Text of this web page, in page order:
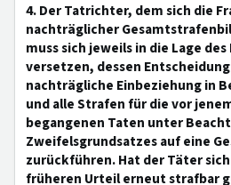
4. Der Tatrichter, dem sich die
nachträglicher
muss sich jeweils in die Lage
versetzen, dessen
nachträgliche Einbeziehung in
und alle Strafen für die vor
begangenen Taten unter
Zweifelsgrundsatzes auf eine
zurückführen. Hat der Täter
früheren Urteil erneut strafbar